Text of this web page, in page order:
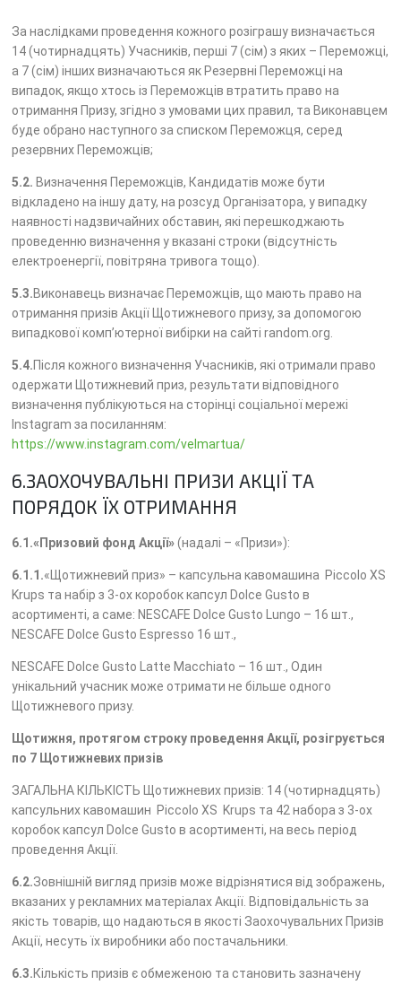
За наслідками проведення кожного розіграшу визначається
14 (чотирнадцять) Учасників, перші 7 (сім) з яких – Переможці,
а 7 (сім) інших визначаються як Резервні Переможці на
випадок, якщо хтось із Переможців втратить право на
отримання Призу, згідно з умовами цих правил, та Виконавцем
буде обрано наступного за списком Переможця, серед
резервних Переможців;
5.2. Визначення Переможців, Кандидатів може бути
відкладено на іншу дату, на розсуд Організатора, у випадку
наявності надзвичайних обставин, які перешкоджають
проведенню визначення у вказані строки (відсутність
електроенергії, повітряна тривога тощо).
5.3.Виконавець визначає Переможців, що мають право на
отримання призів Акції Щотижневого призу, за допомогою
випадкової комп’ютерної вибірки на сайті random.org.
5.4.Після кожного визначення Учасників, які отримали право
одержати Щотижневий приз, результати відповідного
визначення публікуються на сторінці соціальної мережі
Instagram за посиланням:
https://www.instagram.com/velmartua/
6.ЗАОХОЧУВАЛЬНІ ПРИЗИ АКЦІЇ ТА
ПОРЯДОК ЇХ ОТРИМАННЯ
6.1.«Призовий фонд Акції»(надалі – «Призи»):
6.1.1.«Щотижневий приз» – капсульна кавомашина Piccolo XS
Krups та набір з 3-ох коробок капсул Dolce Gusto в
асортименті, а саме: NESCAFE Dolce Gusto Lungo – 16 шт.,
NESCAFE Dolce Gusto Espresso 16 шт.,
NESCAFE Dolce Gusto Latte Macchiato – 16 шт., Один
унікальний учасник може отримати не більше одного
Щотижневого призу.
Щотижня, протягом строку проведення Акції, розігрується
по 7 Щотижневих призів
ЗАГАЛЬНА КІЛЬКІСТЬ Щотижневих призів: 14 (чотирнадцять)
капсульних кавомашин Piccolo XS Krups та 42 набора з 3-ох
коробок капсул Dolce Gusto в асортименті, на весь період
проведення Акції.
6.2.Зовнішній вигляд призів може відрізнятися від зображень,
вказаних у рекламних матеріалах Акції. Відповідальність за
якість товарів, що надаються в якості Заохочувальних Призів
Акції, несуть їх виробники або постачальники.
6.3.Кількість призів є обмеженою та становить зазначену